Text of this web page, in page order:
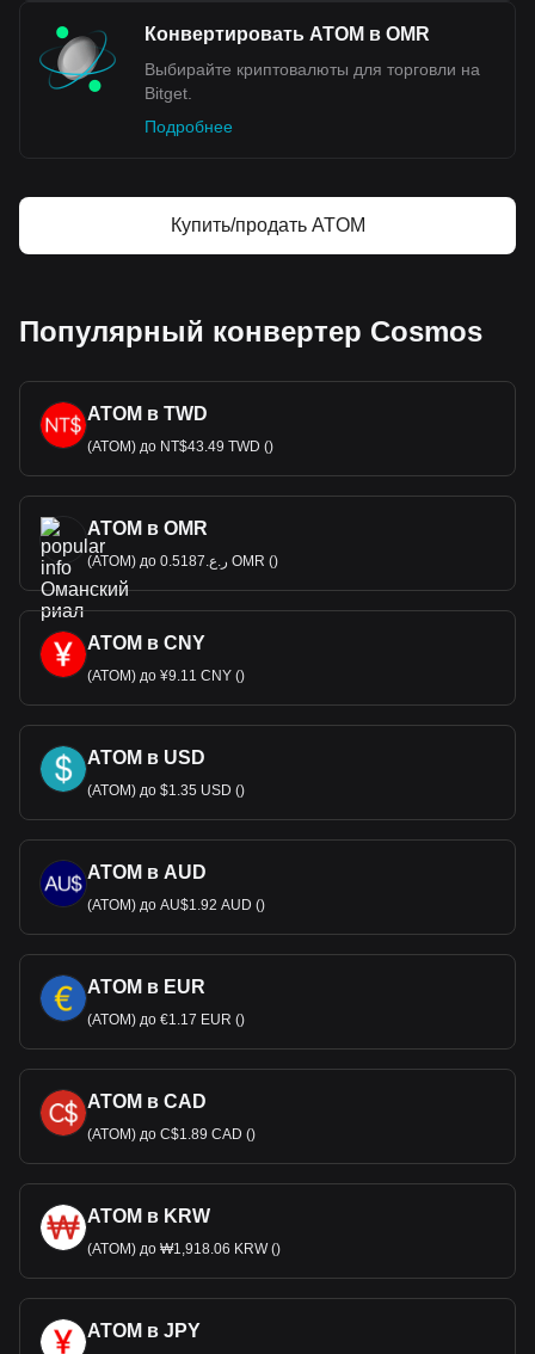
Конвертировать ATOM в OMR
Выбирайте криптовалюты для торговли на
Bitget.
Подробнее
Купить/продать ATOM
Популярный конвертер Cosmos
ATOM в TWD
(ATOM) до NT$43.49 TWD ()
ATOM в OMR
(ATOM) до ر.ع.0.5187 OMR ()
ATOM в CNY
(ATOM) до ¥9.11 CNY ()
ATOM в USD
(ATOM) до $1.35 USD ()
ATOM в AUD
(ATOM) до AU$1.92 AUD ()
ATOM в EUR
(ATOM) до €1.17 EUR ()
ATOM в CAD
(ATOM) до C$1.89 CAD ()
ATOM в KRW
(ATOM) до ₩1,918.06 KRW ()
ATOM в JPY